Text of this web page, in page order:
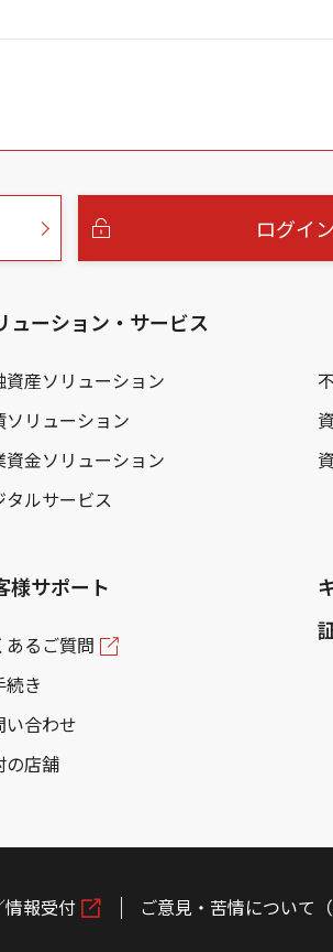
ログイン
ューション・サービス
資産ソリューション
ソリューション
資金ソリューション
タルサービス
様サポート
あるご質問
続き
い合わせ
の店舗
報受付 ご意見・苦情について